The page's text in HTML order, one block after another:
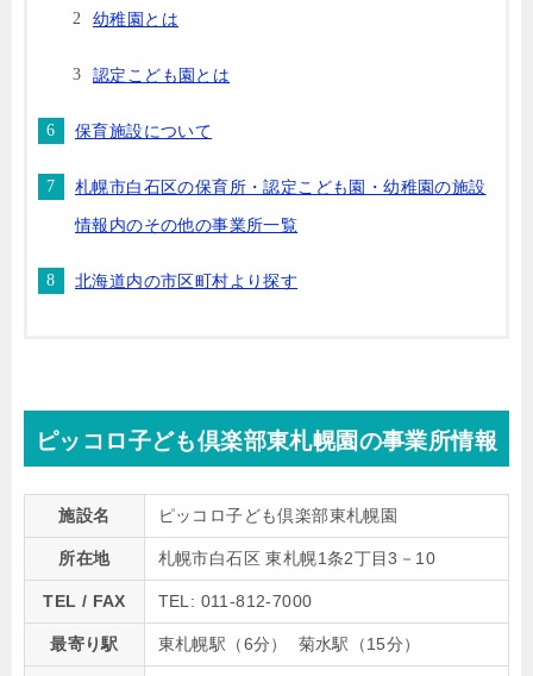
幼稚園とは
認定こども園とは
保育施設について
札幌市白石区の保育所・認定こども園・幼稚園の施設
情報内のその他の事業所一覧
北海道内の市区町村より探す
ピッコロ子ども倶楽部東札幌園の事業所情報
施設名 ピッコロ子ども倶楽部東札幌園
所在地 札幌市白石区 東札幌1条2丁目3－10
TEL / FAX TEL: 011-812-7000
最寄り駅 東札幌駅（6分） 菊水駅（15分）